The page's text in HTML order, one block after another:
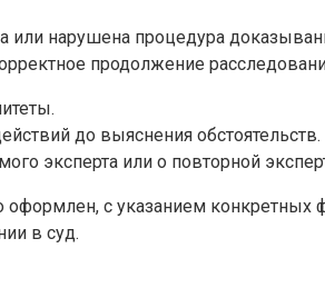
нарушена процедура
продолжение
до выяснения обстоятельств.
эксперта или о повторной
с указанием конкретных
в суд.